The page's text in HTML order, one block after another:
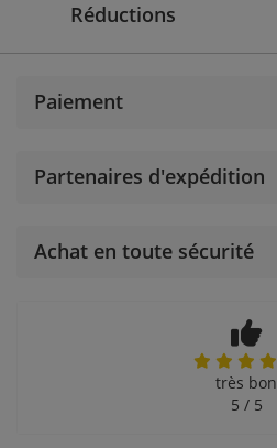
Réductions
Paiement
Partenaires d'expédition
Achat en toute sécurité
très bon
5 / 5